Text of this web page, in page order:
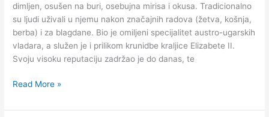
dimljen, osušen na buri, osebujna mirisa i okusa. Tradicionalno
su ljudi uživali u njemu nakon značajnih radova (žetva, košnja,
berba) i za blagdane. Bio je omiljeni specijalitet austro-ugarskih
vladara, a služen je i prilikom krunidbe kraljice Elizabete II.
Svoju visoku reputaciju zadržao je do danas, te
Pršut
Read More »